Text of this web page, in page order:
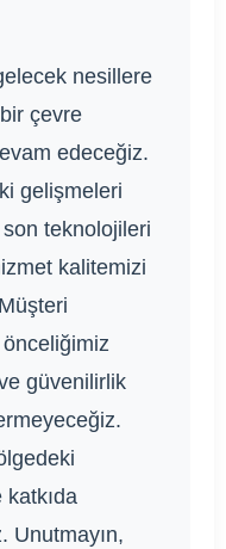
nesillere
çevre
edeceğiz.
gelişmeleri
teknolojileri
kalitemizi
güvenilirlik
Unutmayın,